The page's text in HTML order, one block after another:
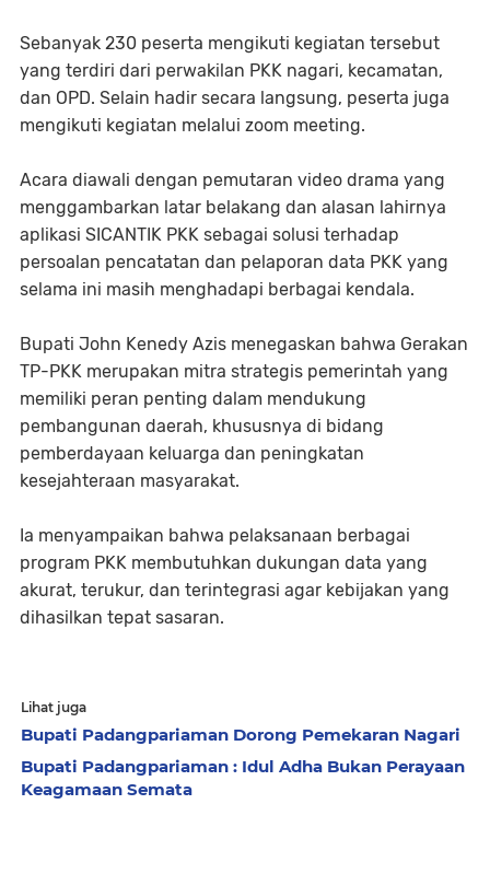
‎Sebanyak 230 peserta mengikuti kegiatan tersebut
yang terdiri dari perwakilan PKK nagari, kecamatan,
dan OPD. Selain hadir secara langsung, peserta juga
mengikuti kegiatan melalui zoom meeting.
‎Acara diawali dengan pemutaran video drama yang
menggambarkan latar belakang dan alasan lahirnya
aplikasi SICANTIK PKK sebagai solusi terhadap
persoalan pencatatan dan pelaporan data PKK yang
selama ini masih menghadapi berbagai kendala.
‎Bupati John Kenedy Azis menegaskan bahwa Gerakan
TP-PKK merupakan mitra strategis pemerintah yang
memiliki peran penting dalam mendukung
pembangunan daerah, khususnya di bidang
pemberdayaan keluarga dan peningkatan
kesejahteraan masyarakat.
‎Ia menyampaikan bahwa pelaksanaan berbagai
program PKK membutuhkan dukungan data yang
akurat, terukur, dan terintegrasi agar kebijakan yang
dihasilkan tepat sasaran.
Lihat juga
Bupati Padangpariaman Dorong Pemekaran Nagari
Bupati Padangpariaman : Idul Adha Bukan Perayaan
Keagamaan Semata